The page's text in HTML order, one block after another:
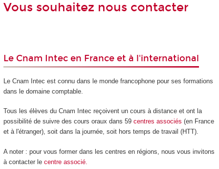
Vous souhaitez nous contacter
Le Cnam Intec en France et à l'international
Le Cnam Intec est connu dans le monde francophone pour ses formations
dans le domaine comptable.
Tous les élèves du Cnam Intec reçoivent un cours à distance et ont la
possibilité de suivre des cours oraux dans 59 centres associés (en France
et à l'étranger), soit dans la journée, soit hors temps de travail (HTT).
A noter : pour vous former dans les centres en régions, nous vous invitons
à contacter le centre associé.